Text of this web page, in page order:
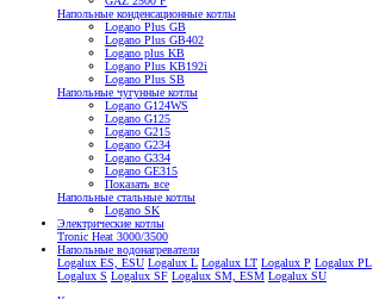
Напольные конденсационные котлы
Logano Plus GB
Logano Plus GB402
Logano plus KB
Logano Plus KB192i
Logano Plus SB
Напольные чугунные котлы
Logano G124WS
Logano G125
Logano G215
Logano G234
Logano G334
Logano GE315
Показать все
Напольные стальные котлы
Logano SK
Электрические котлы
Tronic Heat 3000/3500
Напольные водонагреватели
Logalux ES, ESU Logalux L Logalux LT Logalux P Logalux PL
Logalux S Logalux SF Logalux SM, ESM Logalux SU